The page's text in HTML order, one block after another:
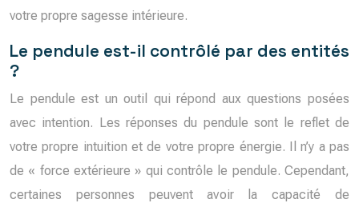
votre propre sagesse intérieure.
Le pendule est-il contrôlé par des entités
?
Le pendule est un outil qui répond aux questions posées
avec intention. Les réponses du pendule sont le reflet de
votre propre intuition et de votre propre énergie. Il n’y a pas
de « force extérieure » qui contrôle le pendule. Cependant,
certaines personnes peuvent avoir la capacité de